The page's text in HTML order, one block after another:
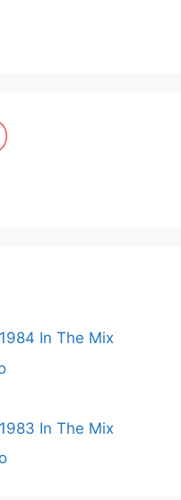
In The Mix
In The Mix